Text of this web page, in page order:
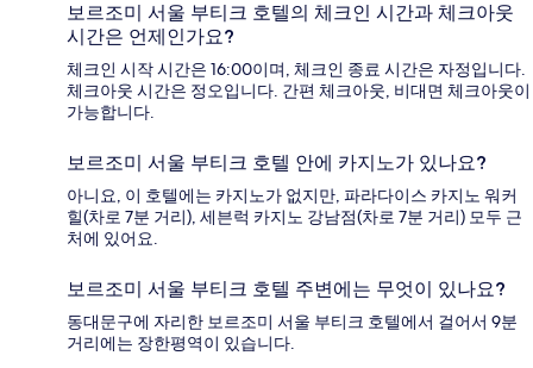
보르조미 서울 부티크 호텔의 체크인 시간과 체크아웃
시간은 언제인가요?
체크인 시작 시간은 16:00이며, 체크인 종료 시간은 자정입니다.
체크아웃 시간은 정오입니다. 간편 체크아웃, 비대면 체크아웃이
가능합니다.
보르조미 서울 부티크 호텔 안에 카지노가 있나요?
아니요, 이 호텔에는 카지노가 없지만, 파라다이스 카지노 워커
힐(차로 7분 거리), 세븐럭 카지노 강남점(차로 7분 거리) 모두 근
처에 있어요.
보르조미 서울 부티크 호텔 주변에는 무엇이 있나요?
동대문구에 자리한 보르조미 서울 부티크 호텔에서 걸어서 9분
거리에는 장한평역이 있습니다.